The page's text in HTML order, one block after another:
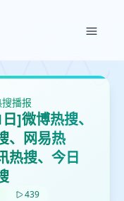
播报
]微博热搜、
、网易热
热搜、今日
439
✕
✕
✕